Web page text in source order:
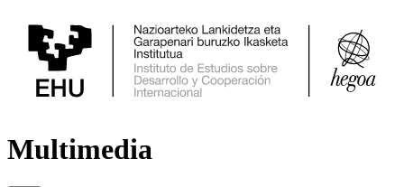
Multimedia